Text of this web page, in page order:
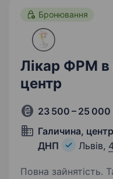
Бронювання
Лікар ФРМ в
центр
23 500 – 25 000
Галичина, центр
ДНП
Львів,
Повна зайнятість.